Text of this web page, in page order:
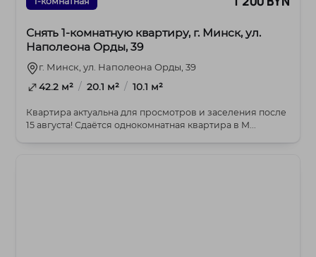
Снять 1-комнатную квартиру, г. Минск, ул.
Наполеона Орды, 39
г. Минск, ул. Наполеона Орды, 39
42.2 м² / 20.1 м² / 10.1 м²
Квартира актуальна для просмотров и заселения после
15 августа! Сдаётся однокомнатная квартира в М...